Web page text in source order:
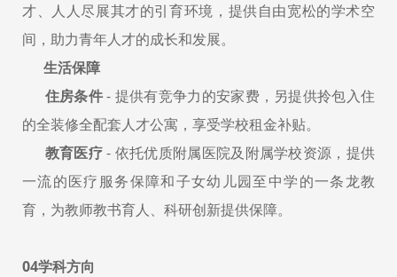
才、人人尽展其才的引育环境，提供自由宽松的学术空
间，助力青年人才的成长和发展。
生活保障
住房条件- 提供有竞争力的安家费，另提供拎包入住
的全装修全配套人才公寓，享受学校租金补贴。
教育医疗- 依托优质附属医院及附属学校资源，提供
一流的医疗服务保障和子女幼儿园至中学的一条龙教
育，为教师教书育人、科研创新提供保障。
04学科方向